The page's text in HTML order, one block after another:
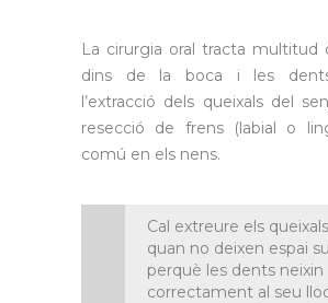
La cirurgia oral tracta multitud
dins de la boca i les
l’extracció dels queixals del
resecció de frens (labial o
comú en els nens.
Cal extreure els
quan no deixen espai
perquè les dents neixin
correctament al seu